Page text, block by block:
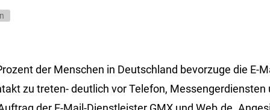
der Menschen in Deutschland bevorzuge die E-
zu treten- deutlich vor Telefon, Messengerdiensten